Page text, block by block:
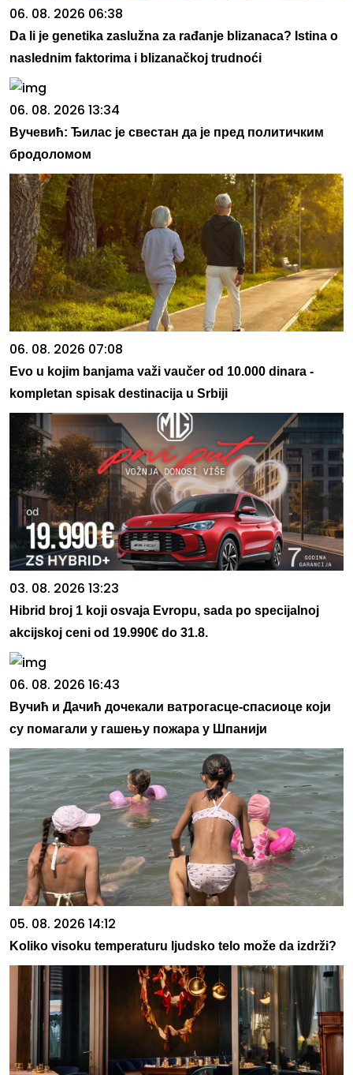
06. 08. 2026 06:38
Da li je genetika zaslužna za rađanje blizanaca? Istina o
naslednim faktorima i blizanačkoj trudnoći
06. 08. 2026 13:34
Вучевић: Ђилас је свестан да је пред политичким
бродоломом
06. 08. 2026 07:08
Evo u kojim banjama važi vaučer od 10.000 dinara -
kompletan spisak destinacija u Srbiji
03. 08. 2026 13:23
Hibrid broj 1 koji osvaja Evropu, sada po specijalnoj
akcijskoj ceni od 19.990€ do 31.8.
06. 08. 2026 16:43
Вучић и Дачић дочекали ватрогасце-спасиоце који
су помагали у гашењу пожара у Шпанији
05. 08. 2026 14:12
Koliko visoku temperaturu ljudsko telo može da izdrži?